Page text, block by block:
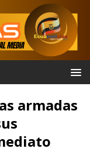
armadas